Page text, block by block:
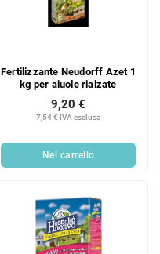
Fertilizzante Neudorff Azet 1
kg per aiuole rialzate
7,54 € IVA esclusa
9,20 €
Nel carrello